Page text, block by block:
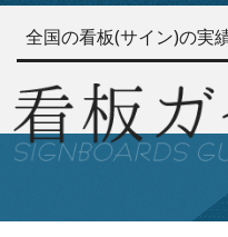
全国の看板(サイン)の実